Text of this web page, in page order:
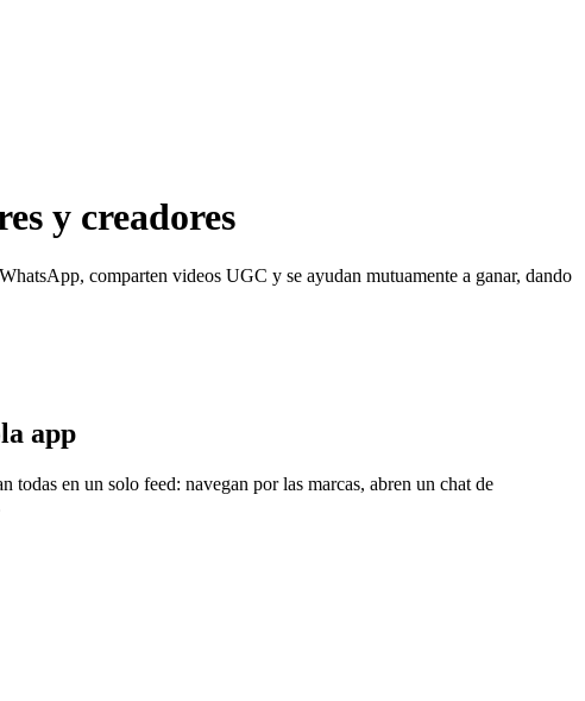
y creadores
comparten videos UGC y se ayudan mutuamente a ganar, dando
app
en un solo feed: navegan por las marcas, abren un chat de